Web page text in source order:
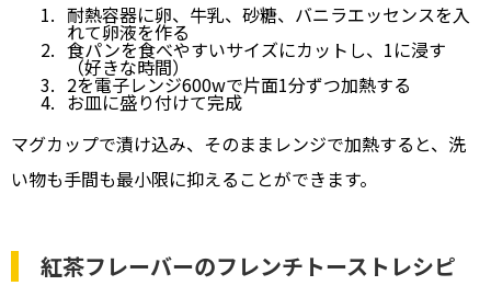
耐熱容器に卵、牛乳、砂糖、バニラエッセンスを入
れて卵液を作る
食パンを食べやすいサイズにカットし、1に浸す
（好きな時間）
2を電子レンジ600wで片面1分ずつ加熱する
お皿に盛り付けて完成
マグカップで漬け込み、そのままレンジで加熱すると、洗
い物も手間も最小限に抑えることができます。
紅茶フレーバーのフレンチトーストレシピ